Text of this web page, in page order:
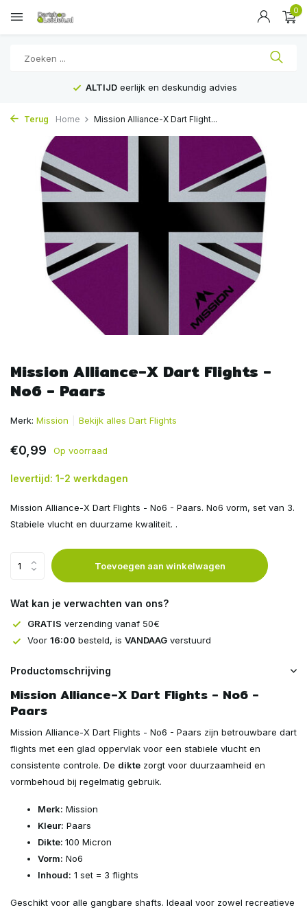
0
ALTIJD eerlijk en deskundig advies
Terug Home Mission Alliance-X Dart Flight...
Mission Alliance-X Dart Flights -
No6 - Paars
Merk: Mission Bekijk alles Dart Flights
€0,99 Op voorraad
levertijd: 1-2 werkdagen
Mission Alliance-X Dart Flights - No6 - Paars. No6 vorm, set van 3.
Stabiele vlucht en duurzame kwaliteit. .
Toevoegen aan winkelwagen
Wat kan je verwachten van ons?
GRATIS verzending vanaf 50€
Voor 16:00 besteld, is VANDAAG verstuurd
Productomschrijving
Mission Alliance-X Dart Flights - No6 -
Paars
Mission Alliance-X Dart Flights - No6 - Paars zijn betrouwbare dart
flights met een glad oppervlak voor een stabiele vlucht en
consistente controle. De dikte zorgt voor duurzaamheid en
vormbehoud bij regelmatig gebruik.
Merk: Mission
Kleur: Paars
Dikte: 100 Micron
Vorm: No6
Inhoud: 1 set = 3 flights
Geschikt voor alle gangbare shafts. Ideaal voor zowel recreatieve